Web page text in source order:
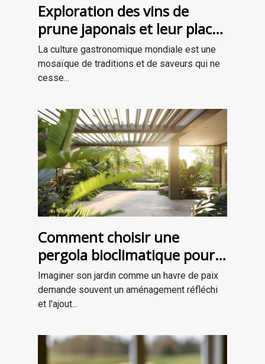
Exploration des vins de
prune japonais et leur place
dans la gastronomie
moderne
La culture gastronomique mondiale est une
mosaïque de traditions et de saveurs qui ne
cesse...
Comment choisir une
pergola bioclimatique pour
améliorer votre jardin
Imaginer son jardin comme un havre de paix
demande souvent un aménagement réfléchi
et l'ajout...